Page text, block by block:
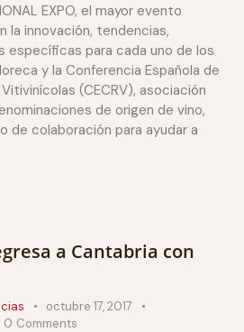
EXPO, el mayor evento
la innovación, tendencias,
específicas para cada uno de los
y la Conferencia Española de
(CECRV), asociación
de origen de vino,
de colaboración para ayudar a
a Cantabria con
octubre 17, 2017
0 Comments